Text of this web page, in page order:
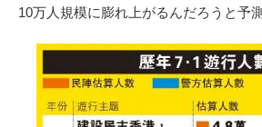
10万人規模に膨れ上がるんだろうと予